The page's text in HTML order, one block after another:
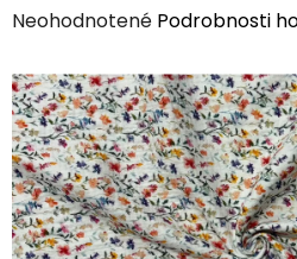
Priemerné
produktu
je
0,0
z
5
hviezdičiek.
Neohodnotené Podrobnosti